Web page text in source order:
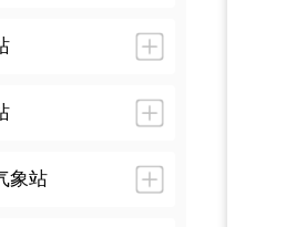
象站